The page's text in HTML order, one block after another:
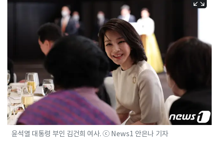
윤석열 대통령 부인 김건희 여사. ⓒ News1 안은나 기자